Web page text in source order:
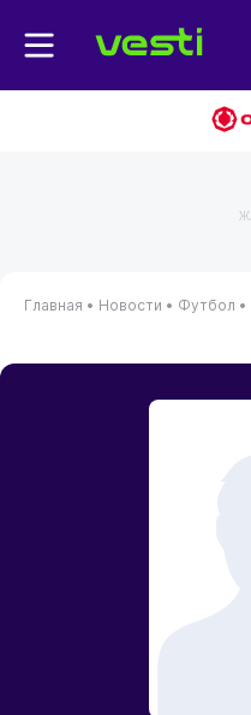
Главная • Новости • Футбол •